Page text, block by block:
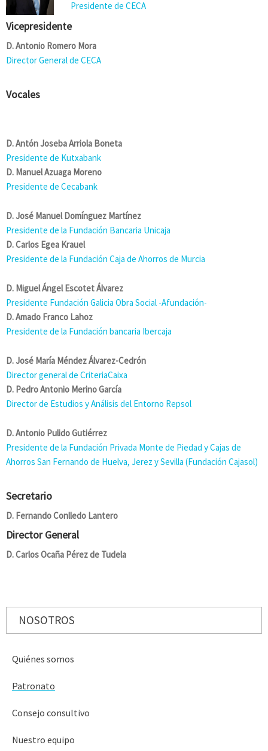
Presidente de CECA
Vicepresidente
D. Antonio Romero Mora
Director General de CECA
Vocales
D. Antón Joseba Arriola Boneta
Presidente de Kutxabank
D. Manuel Azuaga Moreno
Presidente de Cecabank
D. José Manuel Domínguez Martínez
Presidente de la Fundación Bancaria Unicaja
D. Carlos Egea Krauel
Presidente de la Fundación Caja de Ahorros de Murcia
D. Miguel Ángel Escotet Álvarez
Presidente Fundación Galicia Obra Social -Afundación-
D. Amado Franco Lahoz
Presidente de la Fundación bancaria Ibercaja
D. José María Méndez Álvarez-Cedrón
Director general de CriteriaCaixa
D. Pedro Antonio Merino García
Director de Estudios y Análisis del Entorno Repsol
D. Antonio Pulido Gutiérrez
Presidente de la Fundación Privada Monte de Piedad y Cajas de
Ahorros San Fernando de Huelva, Jerez y Sevilla (Fundación Cajasol)
Secretario
D. Fernando Conlledo Lantero
Director General
D. Carlos Ocaña Pérez de Tudela
NOSOTROS
Quiénes somos
Patronato
Consejo consultivo
Nuestro equipo